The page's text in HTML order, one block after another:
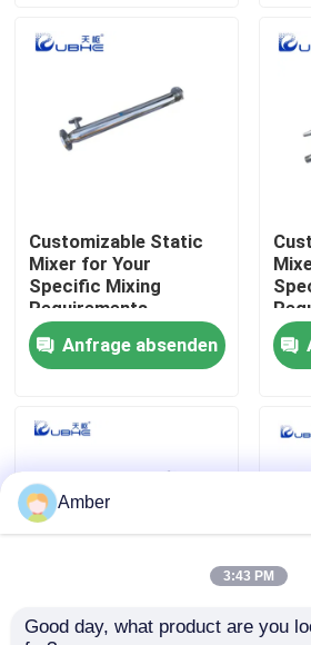
Videos
Fabrik-Ausflug
Qualitätskontrolle
Kontaktiere uns
Nachrichten
Fordern Sie ein Zitat
Customizable Static
Mixer for Your
Specific Mixing
Requirements
Anfrage absenden
Erreichen Sie mit
Amber
3:43 PM
Good day, what product are you